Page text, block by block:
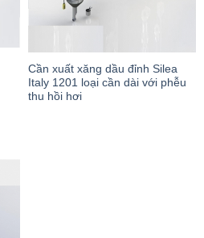
Cần xuất xăng dầu đỉnh Silea
Italy 1201 loại cần dài với phễu
thu hồi hơi